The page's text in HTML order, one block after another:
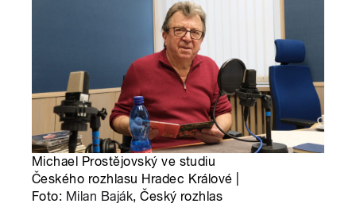
Michael Prostějovský ve studiu
Českého rozhlasu Hradec Králové |
Foto: Milan Baják, Český rozhlas